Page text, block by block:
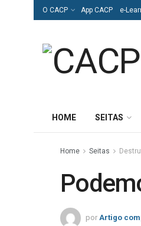
O CACP App CACP e-
HOME SEITAS
Home Seitas
por Artigo